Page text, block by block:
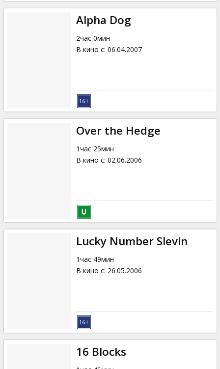
Alpha Dog
2час 0мин
В кино с: 06.04.2007
Over the Hedge
1час 25мин
В кино с: 02.06.2006
Lucky Number Slevin
1час 49мин
В кино с: 26.05.2006
16 Blocks